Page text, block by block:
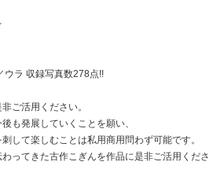
ウラ 収録写真数278点!!
ご活用ください。
も発展していくことを願い、
して楽しむことは私用商用問わず可能です。
ってきた古作こぎんを作品に是非ご活用くださ